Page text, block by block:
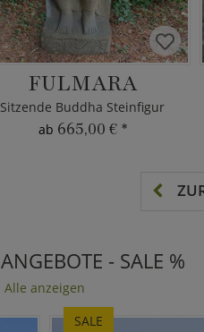
FULMARA
Sitzende Buddha Steinfigur
ab 665,00 € *
- SALE %
Alle anzeigen
SALE